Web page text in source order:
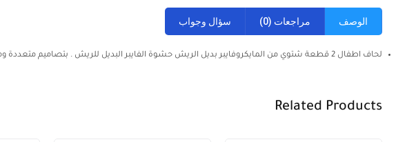
الوصف مراجعات (0) سؤال وجواب
لحاف اطفال 2 قطعة شتوي من المايكروفايبر بديل الريش حشوة الفايبر البديل للريش . بتصاميم متعددة ومميزة . .
Related Products